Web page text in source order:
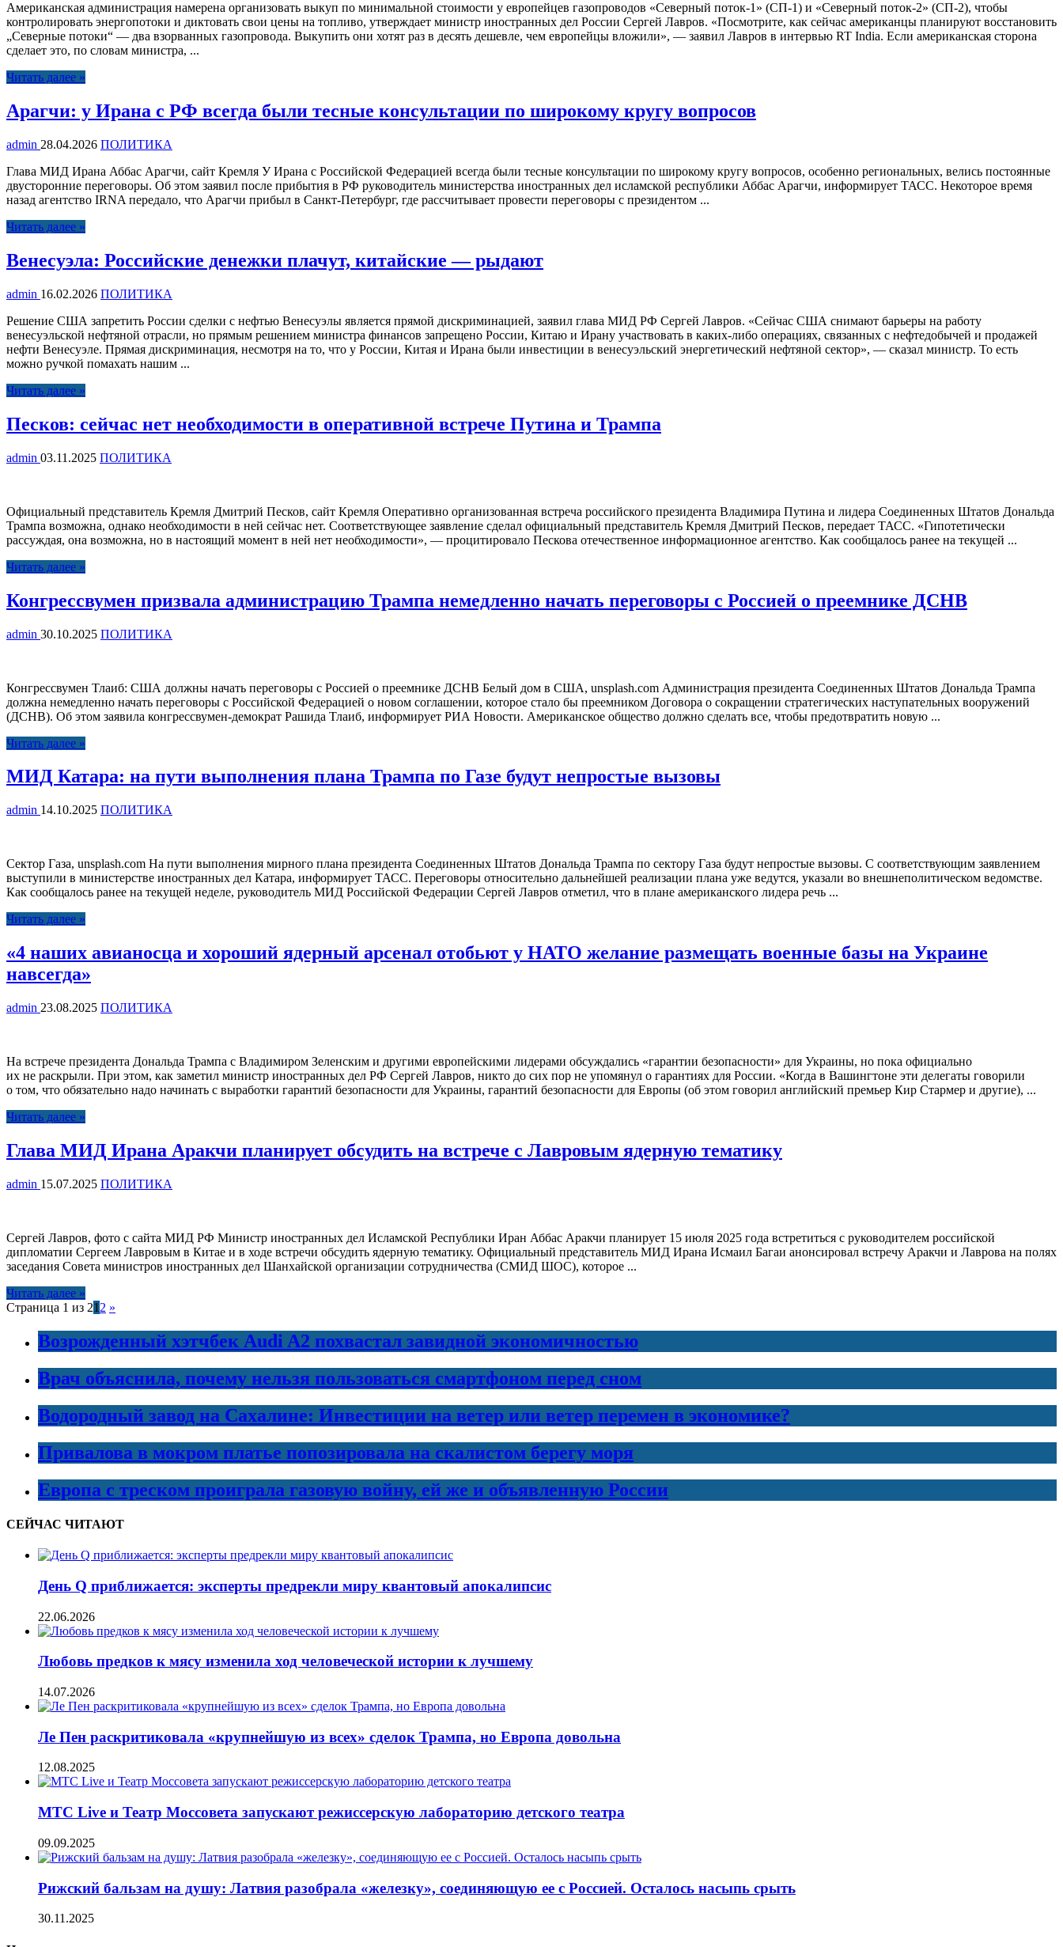
Американская администрация намерена организовать выкуп по минимальной стоимости у европейцев газопроводов «Северный поток-1» (СП-1) и «Северный поток-2» (СП-2), чтобы
контролировать энергопотоки и диктовать свои цены на топливо, утверждает министр иностранных дел России Сергей Лавров. «Посмотрите, как сейчас американцы планируют восстановить
„Северные потоки“ — два взорванных газопровода. Выкупить они хотят раз в десять дешевле, чем европейцы вложили», — заявил Лавров в интервью RT India. Если американская сторона
сделает это, по словам министра, ...
Читать далее »
Арагчи: у Ирана с РФ всегда были тесные консультации по широкому кругу вопросов
admin 28.04.2026 ПОЛИТИКА
Глава МИД Ирана Аббас Арагчи, сайт Кремля У Ирана с Российской Федерацией всегда были тесные консультации по широкому кругу вопросов, особенно региональных, велись постоянные
двусторонние переговоры. Об этом заявил после прибытия в РФ руководитель министерства иностранных дел исламской республики Аббас Арагчи, информирует ТАСС. Некоторое время
назад агентство IRNA передало, что Арагчи прибыл в Санкт-Петербург, где рассчитывает провести переговоры с президентом ...
Читать далее »
Венесуэла: Российские денежки плачут, китайские — рыдают
admin 16.02.2026 ПОЛИТИКА
Решение США запретить России сделки с нефтью Венесуэлы является прямой дискриминацией, заявил глава МИД РФ Сергей Лавров. «Сейчас США снимают барьеры на работу
венесуэльской нефтяной отрасли, но прямым решением министра финансов запрещено России, Китаю и Ирану участвовать в каких-либо операциях, связанных с нефтедобычей и продажей
нефти Венесуэле. Прямая дискриминация, несмотря на то, что у России, Китая и Ирана были инвестиции в венесуэльский энергетический нефтяной сектор», — сказал министр. То есть
можно ручкой помахать нашим ...
Читать далее »
Песков: сейчас нет необходимости в оперативной встрече Путина и Трампа
admin 03.11.2025 ПОЛИТИКА
Официальный представитель Кремля Дмитрий Песков, сайт Кремля Оперативно организованная встреча российского президента Владимира Путина и лидера Соединенных Штатов Дональда
Трампа возможна, однако необходимости в ней сейчас нет. Соответствующее заявление сделал официальный представитель Кремля Дмитрий Песков, передает ТАСС. «Гипотетически
рассуждая, она возможна, но в настоящий момент в ней нет необходимости», — процитировало Пескова отечественное информационное агентство. Как сообщалось ранее на текущей ...
Читать далее »
Конгрессвумен призвала администрацию Трампа немедленно начать переговоры с Россией о преемнике ДСНВ
admin 30.10.2025 ПОЛИТИКА
Конгрессвумен Тлаиб: США должны начать переговоры с Россией о преемнике ДСНВ Белый дом в США, unsplash.com Администрация президента Соединенных Штатов Дональда Трампа
должна немедленно начать переговоры с Российской Федерацией о новом соглашении, которое стало бы преемником Договора о сокращении стратегических наступательных вооружений
(ДСНВ). Об этом заявила конгрессвумен-демократ Рашида Тлаиб, информирует РИА Новости. Американское общество должно сделать все, чтобы предотвратить новую ...
Читать далее »
МИД Катара: на пути выполнения плана Трампа по Газе будут непростые вызовы
admin 14.10.2025 ПОЛИТИКА
Сектор Газа, unsplash.com На пути выполнения мирного плана президента Соединенных Штатов Дональда Трампа по сектору Газа будут непростые вызовы. С соответствующим заявлением
выступили в министерстве иностранных дел Катара, информирует ТАСС. Переговоры относительно дальнейшей реализации плана уже ведутся, указали во внешнеполитическом ведомстве.
Как сообщалось ранее на текущей неделе, руководитель МИД Российской Федерации Сергей Лавров отметил, что в плане американского лидера речь ...
Читать далее »
«4 наших авианосца и хороший ядерный арсенал отобьют у НАТО желание размещать военные базы на Украине
навсегда»
admin 23.08.2025 ПОЛИТИКА
На встрече президента Дональда Трампа с Владимиром Зеленским и другими европейскими лидерами обсуждались «гарантии безопасности» для Украины, но пока официально
их не раскрыли. При этом, как заметил министр иностранных дел РФ Сергей Лавров, никто до сих пор не упомянул о гарантиях для России. «Когда в Вашингтоне эти делегаты говорили
о том, что обязательно надо начинать с выработки гарантий безопасности для Украины, гарантий безопасности для Европы (об этом говорил английский премьер Кир Стармер и другие), ...
Читать далее »
Глава МИД Ирана Аракчи планирует обсудить на встрече с Лавровым ядерную тематику
admin 15.07.2025 ПОЛИТИКА
Сергей Лавров, фото с сайта МИД РФ Министр иностранных дел Исламской Республики Иран Аббас Аракчи планирует 15 июля 2025 года встретиться с руководителем российской
дипломатии Сергеем Лавровым в Китае и в ходе встречи обсудить ядерную тематику. Официальный представитель МИД Ирана Исмаил Багаи анонсировал встречу Аракчи и Лаврова на полях
заседания Совета министров иностранных дел Шанхайской организации сотрудничества (СМИД ШОС), которое ...
Читать далее »
Страница 1 из 21 2 »
Возрожденный хэтчбек Audi A2 похвастал завидной экономичностью
Врач объяснила, почему нельзя пользоваться смартфоном перед сном
Водородный завод на Сахалине: Инвестиции на ветер или ветер перемен в экономике?
Привалова в мокром платье попозировала на скалистом берегу моря
Европа с треском проиграла газовую войну, ей же и объявленную России
СЕЙЧАС ЧИТАЮТ
День Q приближается: эксперты предрекли миру квантовый апокалипсис
22.06.2026
Любовь предков к мясу изменила ход человеческой истории к лучшему
14.07.2026
Ле Пен раскритиковала «крупнейшую из всех» сделок Трампа, но Европа довольна
12.08.2025
МТС Live и Театр Моссовета запускают режиссерскую лабораторию детского театра
09.09.2025
Рижский бальзам на душу: Латвия разобрала «железку», соединяющую ее с Россией. Осталось насыпь срыть
30.11.2025